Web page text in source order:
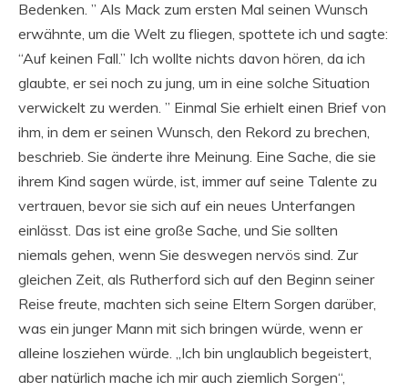
Bedenken. ” Als Mack zum ersten Mal seinen Wunsch
erwähnte, um die Welt zu fliegen, spottete ich und sagte:
“Auf keinen Fall.” Ich wollte nichts davon hören, da ich
glaubte, er sei noch zu jung, um in eine solche Situation
verwickelt zu werden. ” Einmal Sie erhielt einen Brief von
ihm, in dem er seinen Wunsch, den Rekord zu brechen,
beschrieb. Sie änderte ihre Meinung. Eine Sache, die sie
ihrem Kind sagen würde, ist, immer auf seine Talente zu
vertrauen, bevor sie sich auf ein neues Unterfangen
einlässt. Das ist eine große Sache, und Sie sollten
niemals gehen, wenn Sie deswegen nervös sind. Zur
gleichen Zeit, als Rutherford sich auf den Beginn seiner
Reise freute, machten sich seine Eltern Sorgen darüber,
was ein junger Mann mit sich bringen würde, wenn er
alleine losziehen würde. „Ich bin unglaublich begeistert,
aber natürlich mache ich mir auch ziemlich Sorgen“,